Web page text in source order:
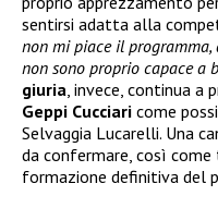
sentirsi adatta alla
non mi piace il programma,
non sono proprio capace a
giuria, invece, continua a
Geppi Cucciari come
Selvaggia Lucarelli. Una
da confermare, così
formazione definitiva del